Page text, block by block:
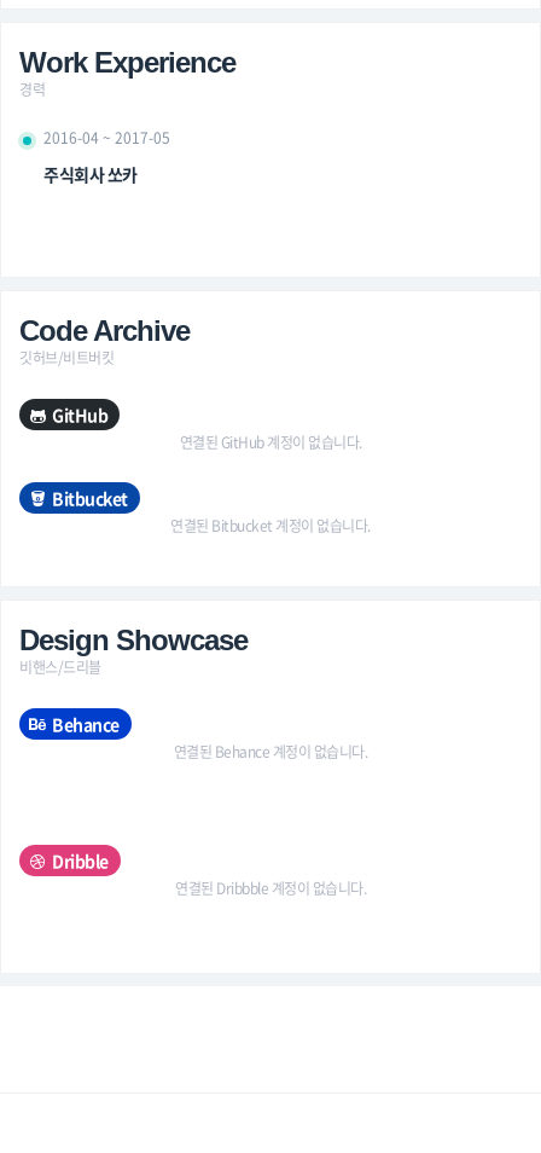
Work Experience
경력
2016-04 ~ 2017-05
주식회사 쏘카
Code Archive
깃허브/비트버킷
GitHub
연결된 GitHub 계정이 없습니다.
Bitbucket
연결된 Bitbucket 계정이 없습니다.
Design Showcase
비핸스/드리블
Behance
연결된 Behance 계정이 없습니다.
Dribble
연결된 Dribbble 계정이 없습니다.